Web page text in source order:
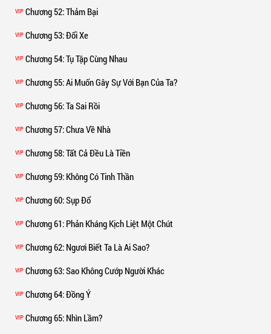
VIP Chương 52: Thảm Bại
VIP Chương 53: Đổi Xe
VIP Chương 54: Tụ Tập Cùng Nhau
VIP Chương 55: Ai Muốn Gây Sự Với Bạn Của Ta?
VIP Chương 56: Ta Sai Rồi
VIP Chương 57: Chưa Về Nhà
VIP Chương 58: Tất Cả Đều Là Tiền
VIP Chương 59: Không Có Tinh Thần
VIP Chương 60: Sụp Đổ
VIP Chương 61: Phản Kháng Kịch Liệt Một Chút
VIP Chương 62: Ngươi Biết Ta Là Ai Sao?
VIP Chương 63: Sao Không Cướp Người Khác
VIP Chương 64: Đồng Ý
VIP Chương 65: Nhìn Lầm?